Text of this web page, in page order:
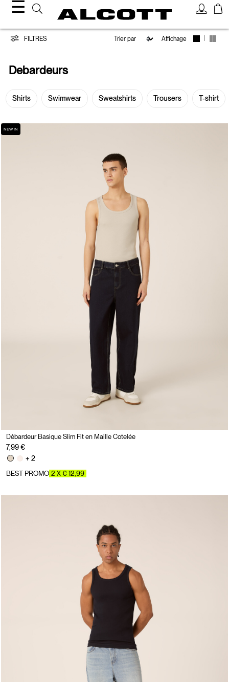
☰
Débardeurs
FILTRES Affichage
Debardeurs
Shirts Swimwear Sweatshirts Trousers T-shirt
NEW IN
Débardeur Basique Slim Fit en Maille Cotelée
7,99 €
+ 2
BEST PROMO 2 X € 12,99